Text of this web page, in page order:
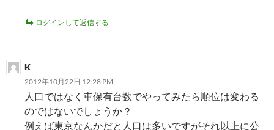
ログインして返信する
K
2012年10月22日 12:28 PM
人口ではなく車保有台数でやってみたら順位は変わる
のではないでしょうか？
例えば東京なんかだと人口は多いですがそれ以上に公